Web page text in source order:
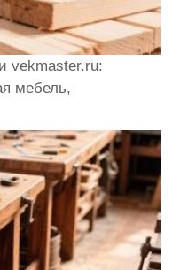
vekmaster.ru:
мебель,